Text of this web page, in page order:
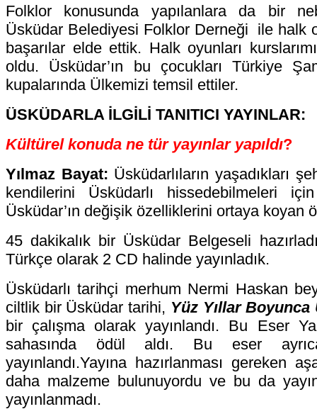
Folklor konusunda yapılanlara da bir
Üsküdar Belediyesi Folklor Derneği ile halk
başarılar elde ettik. Halk oyunları
oldu. Üsküdar’ın bu çocukları Türkiye
kupalarında Ülkemizi temsil ettiler.
ÜSKÜDARLA İLGİLİ TANITICI YAYINLAR:
Kültürel konuda ne tür yayınlar yapıldı?
Yılmaz Bayat: Üsküdarlıların yaşadıkları
kendilerini Üsküdarlı hissedebilmeleri
Üsküdar’ın değişik özelliklerini ortaya koyan
45 dakikalık bir Üsküdar Belgeseli
Türkçe olarak 2 CD halinde yayınladık.
Üsküdarlı tarihçi merhum Nermi Haskan
ciltlik bir Üsküdar tarihi, Yüz Yıllar Boyunca
bir çalışma olarak yayınlandı. Bu Eser
sahasında ödül aldı. Bu eser
yayınlandı.Yayına hazırlanması gereken
daha malzeme bulunuyordu ve bu da
yayınlanmadı.